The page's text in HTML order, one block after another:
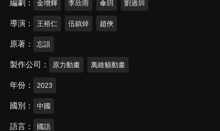
編劇 金增輝 李欣雨 傘玥 劉過圳
導演 王裕仁 伍鎮焯 趙俠
原著 忘語
製作公司 原力動畫 萬維貓動畫
年份 2023
國別 中國
語言 國語